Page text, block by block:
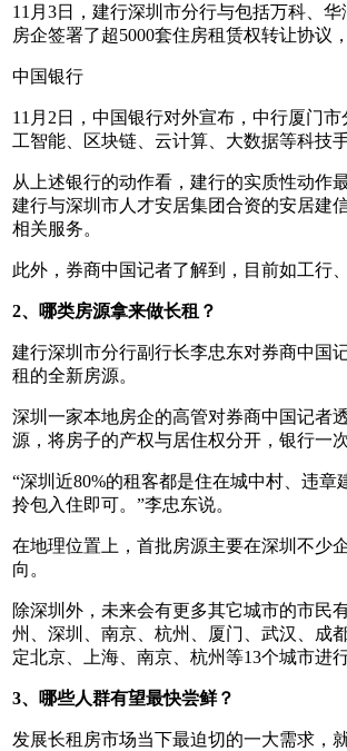
11月3日，建行深圳市分行与包括万科、
房企签署了超5000套住房租赁权转让协议
中国银行
11月2日，中国银行对外宣布，中行厦门
工智能、区块链、云计算、大数据等科技
从上述银行的动作看，建行的实质性动作
建行与深圳市人才安居集团合资的安居建
相关服务。
此外，券商中国记者了解到，目前如工行
2、哪类房源拿来做长租？
建行深圳市分行副行长李忠东对券商中国
租的全新房源。
深圳一家本地房企的高管对券商中国记者
源，将房子的产权与居住权分开，银行一
“深圳近80%的租客都是住在城中村、违
拎包入住即可。”李忠东说。
在地理位置上，首批房源主要在深圳不少
向。
除深圳外，未来会有更多其它城市的市民
州、深圳、南京、杭州、厦门、武汉、成
定北京、上海、南京、杭州等13个城市进
3、哪些人群有望最快尝鲜？
发展长租房市场当下最迫切的一大需求，